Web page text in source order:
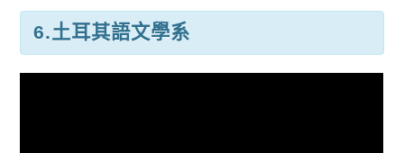
6.土耳其語文學系